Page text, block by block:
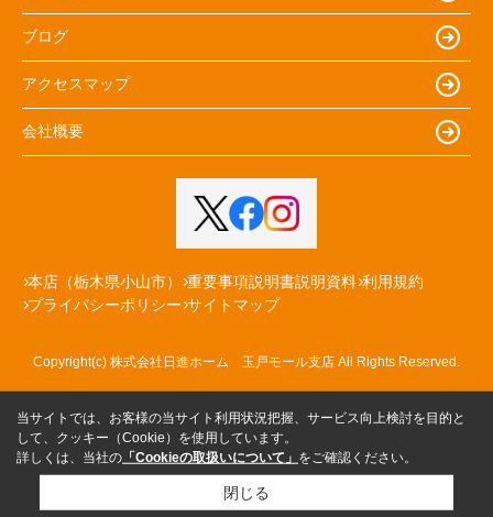
ブログ
アクセスマップ
会社概要
本店（栃木県小山市） 重要事項説明書説明資料 利用規約
プライバシーポリシー サイトマップ
Copyright(c) 株式会社日進ホーム 玉戸モール支店 All Rights Reserved.
当サイトでは、お客様の当サイト利用状況把握、サービス向上検討を目的と
して、クッキー（Cookie）を使用しています。
詳しくは、当社の 「Cookieの取扱いについて」 をご確認ください。
閉じる